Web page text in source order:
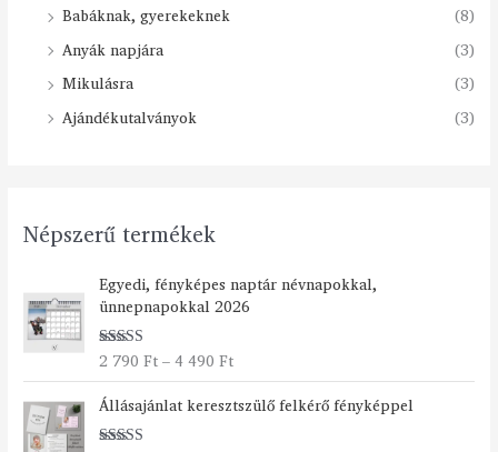
Babáknak, gyerekeknek
(8)
Anyák napjára
(3)
Mikulásra
(3)
Ajándékutalványok
(3)
Népszerű termékek
Egyedi, fényképes naptár névnapokkal,
ünnepnapokkal 2026
Értékelés:
2 790Ft – 4 490Ft
r
t
r
t
o
Állásajánlat keresztszülő felkérő fényképpel